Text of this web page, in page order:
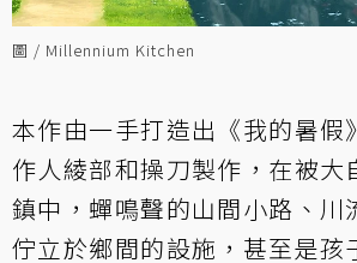
圖 / Millennium Kitchen
本作由一手打造出《我的暑假
作人綾部和操刀製作，在被大
鎮中，蟬鳴聲的山間小路、川
佇立於鄉間的設施，甚至是孩